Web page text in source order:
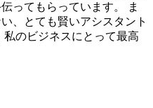
ってもらっています。 ま
、とても賢いアシスタント
のビジネスにとって最高